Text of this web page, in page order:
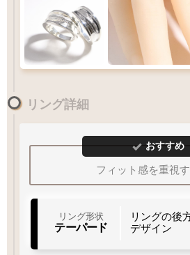
5-25
10
Q&A リングサイズ
白銀仕上げ
18
リング詳細
おすすめ
フィット感を重視
リング形状
テーパード
リングの後
デザイン